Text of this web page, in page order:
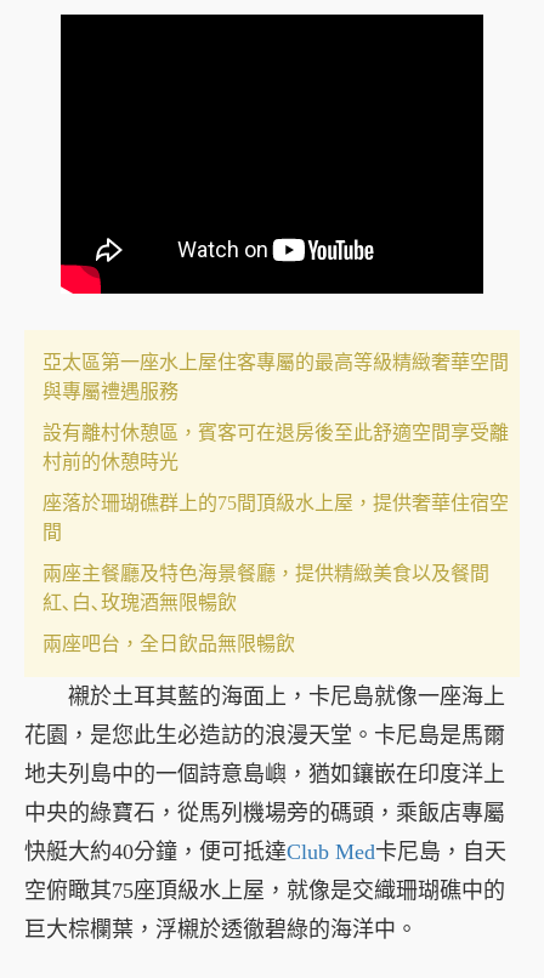
亞太區第一座水上屋住客專屬的最高等級精緻奢華空間
與專屬禮遇服務
設有離村休憩區，賓客可在退房後至此舒適空間享受離
村前的休憩時光
座落於珊瑚礁群上的75間頂級水上屋，提供奢華住宿空
間
兩座主餐廳及特色海景餐廳，提供精緻美食以及餐間
紅､白､玫瑰酒無限暢飲
兩座吧台，全日飲品無限暢飲
襯於土耳其藍的海面上，卡尼島就像一座海上
花園，是您此生必造訪的浪漫天堂。卡尼島是馬爾
地夫列島中的一個詩意島嶼，猶如鑲嵌在印度洋上
中央的綠寶石，從馬列機場旁的碼頭，乘飯店專屬
快艇大約40分鐘，便可抵達Club Med卡尼島，自天
空俯瞰其75座頂級水上屋，就像是交織珊瑚礁中的
巨大棕欄葉，浮櫬於透徹碧綠的海洋中。